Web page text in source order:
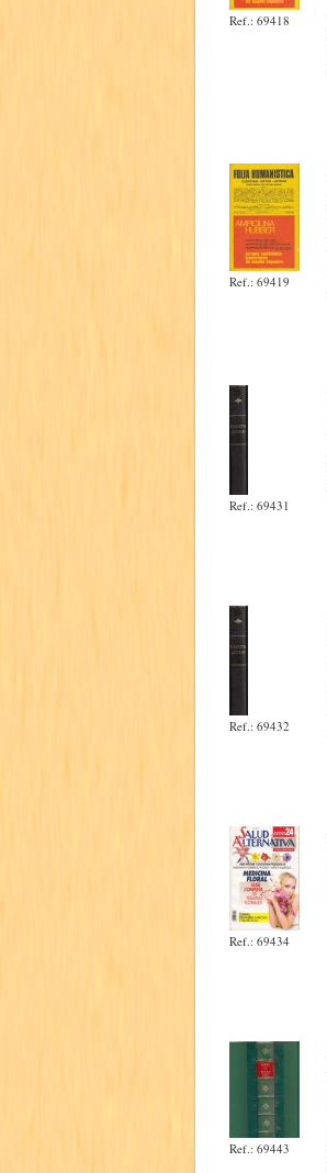
Ref.: 69418
Ref.: 69419
Ref.: 69431
Ref.: 69432
Ref.: 69434
Ref.: 69443